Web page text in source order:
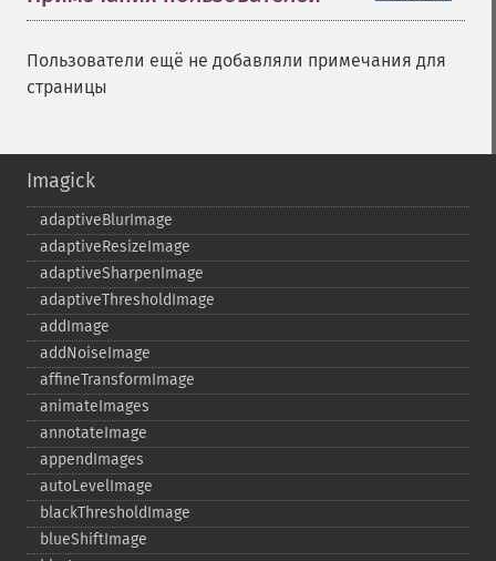
Пользователи ещё не добавляли примечания для
страницы
Imagick
adaptiveBlurImage
adaptiveResizeImage
adaptiveSharpenImage
adaptiveThresholdImage
addImage
addNoiseImage
affineTransformImage
animateImages
annotateImage
appendImages
autoLevelImage
blackThresholdImage
blueShiftImage